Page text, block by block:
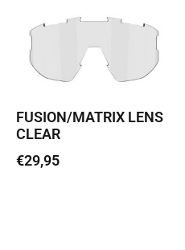
FUSION/MATRIX LENS
CLEAR
€29,95